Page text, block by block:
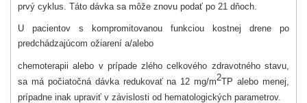
prvý cyklus. Táto dávka sa môže znovu podať po 21 dňoch.
U pacientov s kompromitovanou funkciou kostnej drene po
predchádzajúcom ožiarení a/alebo
chemoterapii alebo v prípade zlého celkového zdravotného stavu,
sa má počiatočná dávka redukovať na 12 mg/m2TP alebo menej,
prípadne inak upraviť v závislosti od hematologických parametrov.